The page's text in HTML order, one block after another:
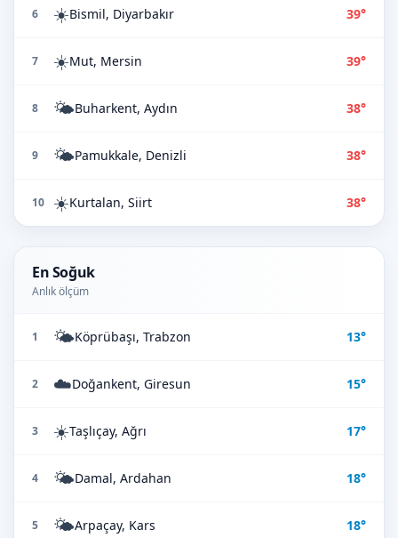
6 ☀️Bismil, Diyarbakır 39°
7 ☀️Mut, Mersin 39°
8 🌤️Buharkent, Aydın 38°
9 🌤️Pamukkale, Denizli 38°
10 ☀️Kurtalan, Siirt 38°
En Soğuk
Anlık ölçüm
1 🌤️Köprübaşı, Trabzon 13°
2 ☁️Doğankent, Giresun 15°
3 ☀️Taşlıçay, Ağrı 17°
4 🌤️Damal, Ardahan 18°
5 🌤️Arpaçay, Kars 18°